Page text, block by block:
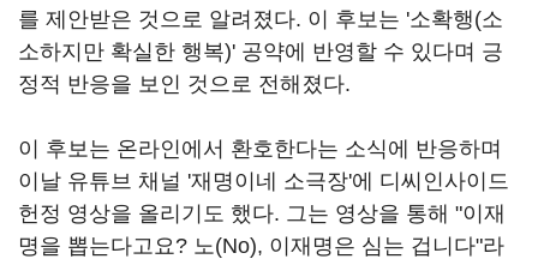
를 제안받은 것으로 알려졌다. 이 후보는 '소확행(소
소하지만 확실한 행복)' 공약에 반영할 수 있다며 긍
정적 반응을 보인 것으로 전해졌다.
이 후보는 온라인에서 환호한다는 소식에 반응하며
이날 유튜브 채널 '재명이네 소극장'에 디씨인사이드
헌정 영상을 올리기도 했다. 그는 영상을 통해 "이재
명을 뽑는다고요? 노(No), 이재명은 심는 겁니다"라